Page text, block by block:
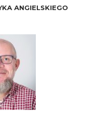
ANGIELSKIEGO